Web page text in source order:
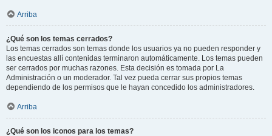
Arriba
¿Qué son los temas cerrados?
Los temas cerrados son temas donde los usuarios ya no pueden responder y
las encuestas allí contenidas terminaron automáticamente. Los temas pueden
ser cerrados por muchas razones. Esta decisión es tomada por La
Administración o un moderador. Tal vez pueda cerrar sus propios temas
dependiendo de los permisos que le hayan concedido los administradores.
Arriba
¿Qué son los iconos para los temas?